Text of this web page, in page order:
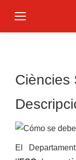
Ciències
El